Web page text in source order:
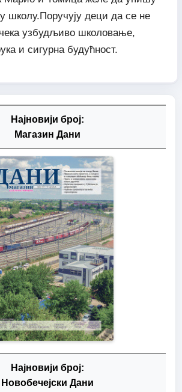
школу.Поручују деци да се не
узбудљиво школовање,
и сигурна будућност.
Најновији број:
Магазин Дани
Најновији број:
Новобечејски Дани